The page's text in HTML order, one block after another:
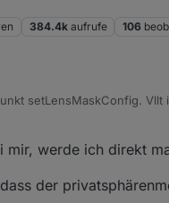
384.4k aufrufe 106
setLensMaskConfig. Vllt
2023, 08:10
werde ich direkt
der